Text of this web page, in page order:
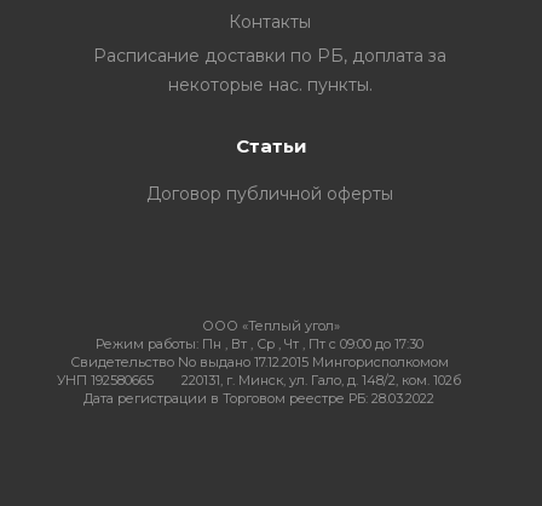
Контакты
Расписание доставки по РБ, доплата за
некоторые нас. пункты.
Статьи
Договор публичной оферты
ООО «Теплый угол»
Режим работы: Пн , Вт , Ср , Чт , Пт c 09:00 до 17:30
Свидетельство No выдано 17.12.2015 Мингорисполкомом
УНП 192580665
220131, г. Минск, ул. Гало, д. 148/2, ком. 102б
Дата регистрации в Торговом реестре РБ: 28.03.2022